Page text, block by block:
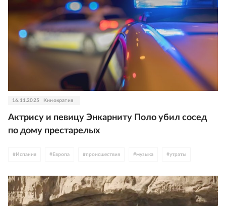
16.11.2025 Кинократия
Актрису и певицу Энкарниту Поло убил сосед
по дому престарелых
# Испания # Европа #происшествия #музыка #утраты